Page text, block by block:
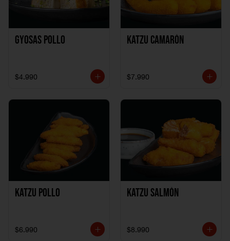
Gyosas Pollo
$4.990
Katzu Camarón
$7.990
Katzu Pollo
$6.990
Katzu Salmón
$8.990